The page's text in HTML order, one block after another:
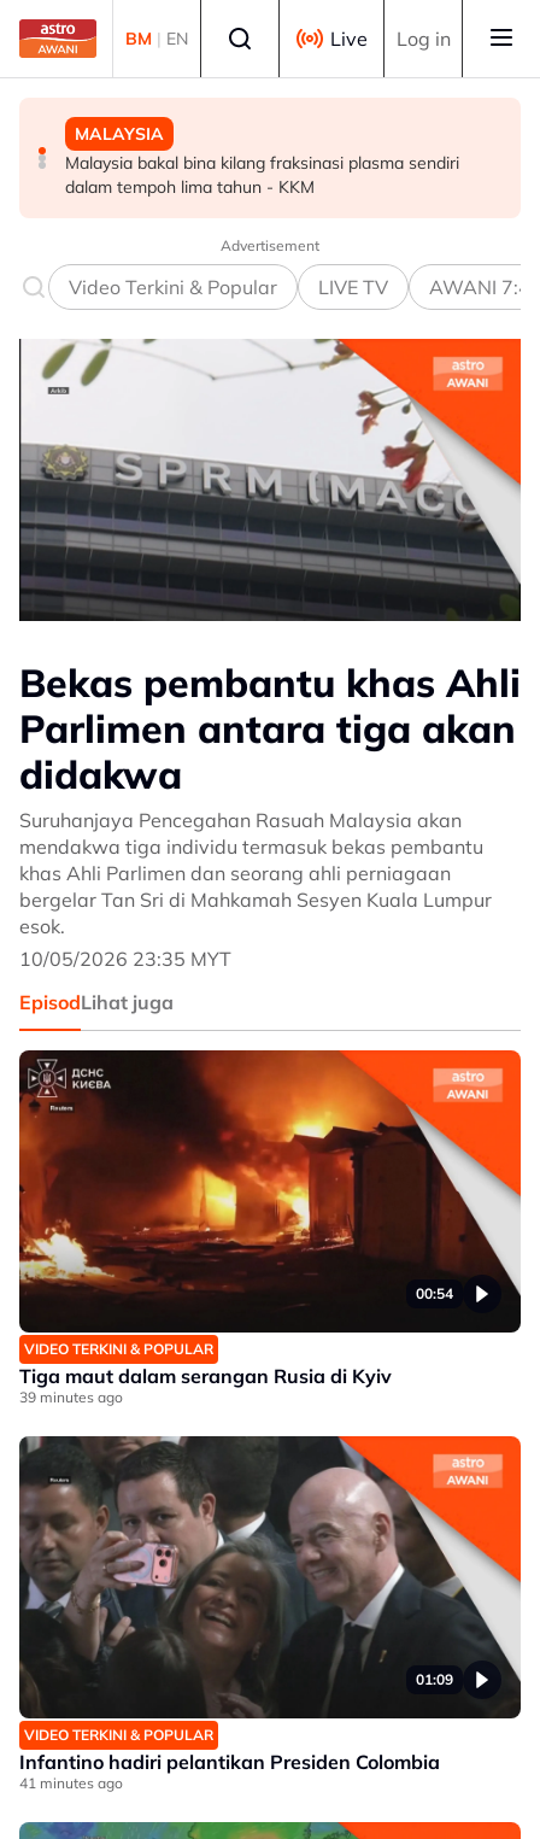
Skip to main content
BM | EN Live Log in
MALAYSIA
Malaysia bakal bina kilang fraksinasi plasma sendiri
dalam tempoh lima tahun - KKM
MALAYSIA
Rundingan import udang Thailand dijangka selesai
pertengahan bulan ini - Mohamad
POLITIK
PRN Melaka: BN terbuka untuk berunding, tukar kerusi -
Ahmad Zahid
Advertisement
Video Terkini & Popular LIVE TV AWANI
Bekas pembantu khas Ahli
Parlimen antara tiga akan
didakwa
Suruhanjaya Pencegahan Rasuah Malaysia akan
mendakwa tiga individu termasuk bekas pembantu
khas Ahli Parlimen dan seorang ahli perniagaan
bergelar Tan Sri di Mahkamah Sesyen Kuala Lumpur
esok.
10/05/2026 23:35 MYT
EpisodLihat juga
00:54
VIDEO TERKINI & POPULAR
Tiga maut dalam serangan Rusia di Kyiv
39 minutes ago
01:09
VIDEO TERKINI & POPULAR
Infantino hadiri pelantikan Presiden Colombia
41 minutes ago